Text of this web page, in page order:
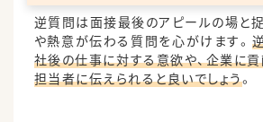
逆質問は面接最後のアピールの場と
や熱意が伝わる質問を心がけます。
社後の仕事に対する意欲や、企業に
担当者に伝えられると良いでしょう。